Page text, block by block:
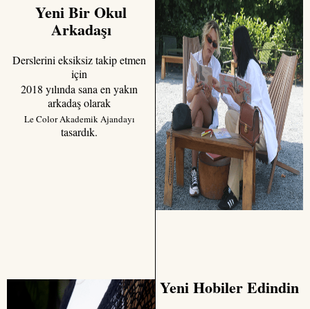
Yeni Bir Okul
Arkadaşı
Derslerini eksiksiz takip etmen
için
2018 yılında sana en yakın
arkadaş olarak
Le Color Akademik Ajandayı
tasardık.
Yeni Hobiler Edindin